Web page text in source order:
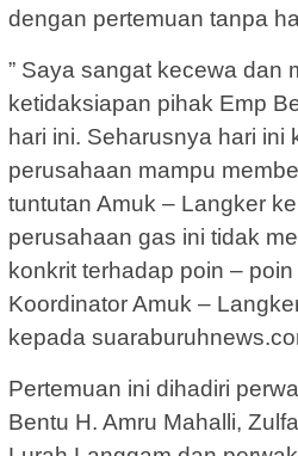
dengan pertemuan tanpa
” Saya sangat kecewa dan
ketidaksiapan pihak Emp
hari ini. Seharusnya hari ini
perusahaan mampu
tuntutan Amuk – Langker
perusahaan gas ini tidak
konkrit terhadap poin –
Koordinator Amuk –
kepada
Pertemuan ini dihadiri
Bentu H. Amru Mahalli,